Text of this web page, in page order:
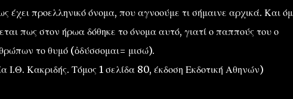
έχει προελληνικό όνομα, που αγνοούμε τι σήμαινε αρχικά. Και
πως στον ήρωα δόθηκε το όνομα αυτό, γιατί ο παππούς του ο
το θυμό (ὀδύσσομαι= μισώ).
Ι.Θ. Κακριδής. Τόμος 1 σελίδα 80, έκδοση Εκδοτική Αθηνών)